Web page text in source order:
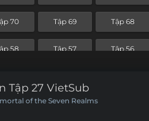
70 Tập 69 Tập 68
58 Tập 57 Tập 56
34 Tập 33
Tập 27 VietSub
of the Seven Realms